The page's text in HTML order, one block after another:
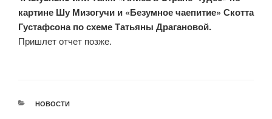
картине Шу Мизогучи и «Безумное чаепитие» Скотта
Густафсона по схеме Татьяны Драгановой.
Пришлет отчет позже.
РУБРИКИ
НОВОСТИ